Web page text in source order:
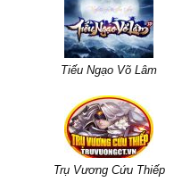
Tiếu Ngạo Võ Lâm
Trụ Vương Cứu Thiếp